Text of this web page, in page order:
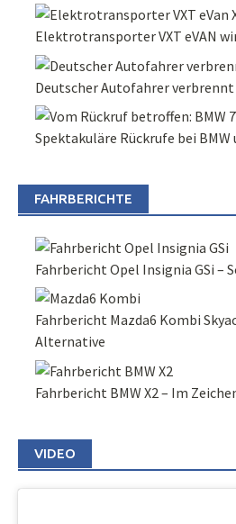
Elektrotransporter VXT eVAN
Deutscher Autofahrer verbrennt
Spektakuläre Rückrufe bei BMW
FAHRBERICHTE
Fahrbericht Opel Insignia GSi –
Fahrbericht Mazda6 Kombi
Alternative
Fahrbericht BMW X2 – Im
VIDEO